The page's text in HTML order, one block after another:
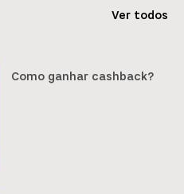
Ver todos
Como ganhar cashback?